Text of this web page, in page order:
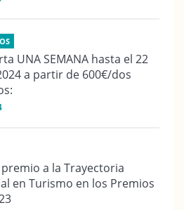
UNA SEMANA hasta el 22
a partir de 600€/dos
premio a la Trayectoria
en Turismo en los Premios